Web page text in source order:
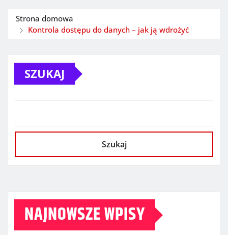
Strona domowa
Kontrola dostępu do danych – jak ją wdrożyć
SZUKAJ
Szukaj
NAJNOWSZE WPISY